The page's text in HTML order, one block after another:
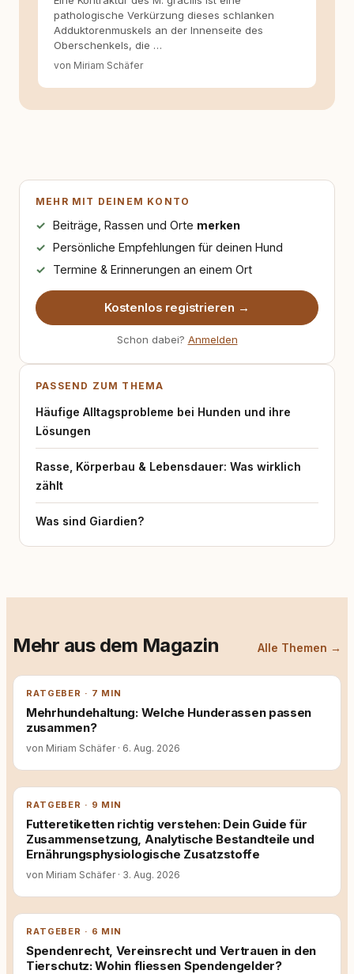
pathologische Verkürzung dieses schlanken
Adduktorenmuskels an der Innenseite des
Oberschenkels, die …
von Miriam Schäfer
MEHR MIT DEINEM KONTO
Beiträge, Rassen und Orte merken
Persönliche Empfehlungen für deinen Hund
Termine & Erinnerungen an einem Ort
Kostenlos registrieren →
Schon dabei? Anmelden
PASSEND ZUM THEMA
Häufige Alltagsprobleme bei Hunden und ihre
Lösungen
Rasse, Körperbau & Lebensdauer: Was wirklich
zählt
Was sind Giardien?
Mehr aus dem Magazin Alle Themen →
RATGEBER · 7 MIN
Mehrhundehaltung: Welche Hunderassen passen
zusammen?
von Miriam Schäfer · 6. Aug. 2026
RATGEBER · 9 MIN
Futteretiketten richtig verstehen: Dein Guide für
Zusammensetzung, Analytische Bestandteile und
Ernährungsphysiologische Zusatzstoffe
von Miriam Schäfer · 3. Aug. 2026
RATGEBER · 6 MIN
Spendenrecht, Vereinsrecht und Vertrauen in den
Tierschutz: Wohin fliessen Spendengelder?